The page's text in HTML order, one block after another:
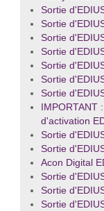
Sortie
Sortie
Sortie
Sortie
Sortie
Sortie
Sortie
d'activation
Sortie
Sortie
Acon Digital
Sortie
Sortie
Sortie